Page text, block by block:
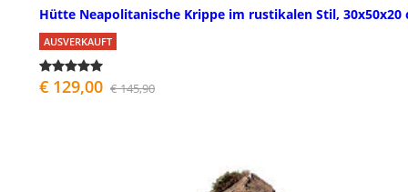
Hütte Neapolitanische Krippe im rustikalen Stil, 30x50x20
AUSVERKAUFT
€ 129,00 € 145,90